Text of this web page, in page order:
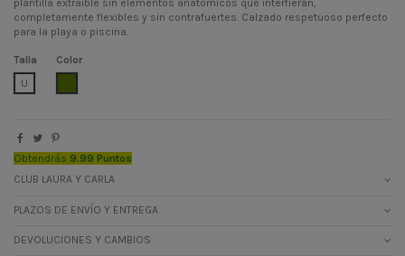
completamente flexibles y sin contrafuertes. Calzado respetuoso perfecto
para la playa o piscina.
Talla
U
Color
Obtendrás 9.99 Puntos
CLUB LAURA Y CARLA
PLAZOS DE ENVÍO Y ENTREGA
DEVOLUCIONES Y CAMBIOS